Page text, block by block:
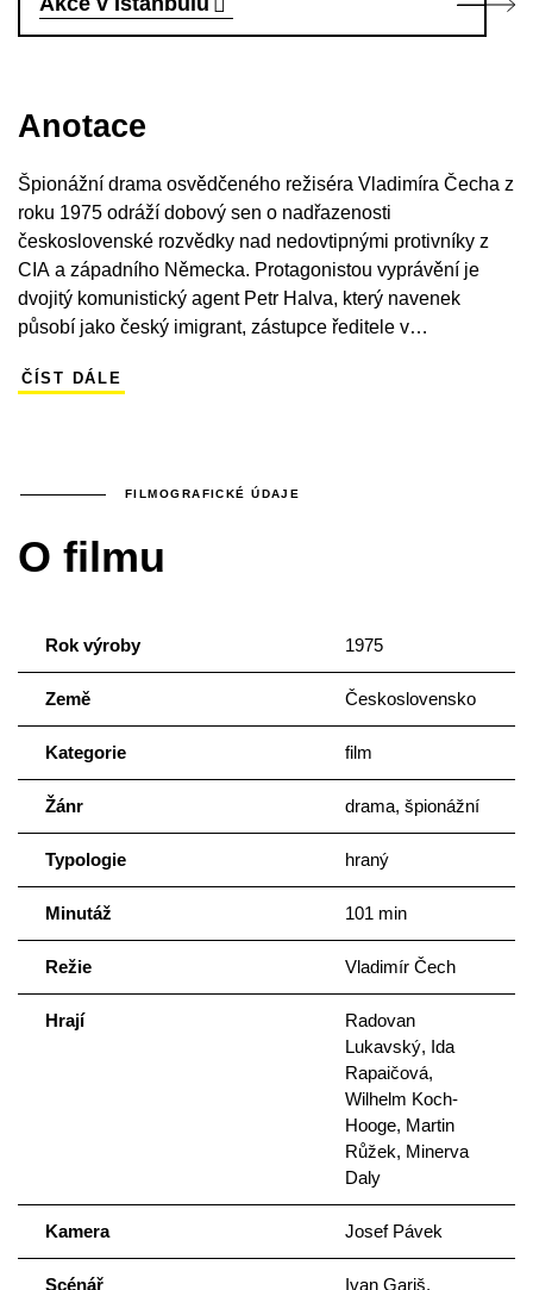
Anotace
Špionážní drama osvědčeného režiséra Vladimíra Čecha z
roku 1975 odráží dobový sen o nadřazenosti
československé rozvědky nad nedovtipnými protivníky z
CIA a západního Německa. Protagonistou vyprávění je
dvojitý komunistický agent Petr Halva, který navenek
působí jako český imigrant, zástupce ředitele v
pobočkou americké tajné služby, do níž se navenek
předstíraného vztahu ve skutečný… Vedle křečovitých
oponou nabízí Akce v Istanbulu kvalitní herecké obsazení.
hlavní role ujal Radovan Lukavský.
ČÍST DÁLE
FILMOGRAFICKÉ ÚDAJE
O filmu
Rok výroby 1975
Země Československo
Kategorie film
Žánr drama, špionážní
Typologie hraný
Minutáž 101 min
Režie Vladimír Čech
Hrají
Radovan
Lukavský, Ida
Rapaičová,
Wilhelm Koch-
Hooge, Martin
Růžek, Minerva
Daly
Kamera Josef Pávek
Scénář Ivan Gariš,